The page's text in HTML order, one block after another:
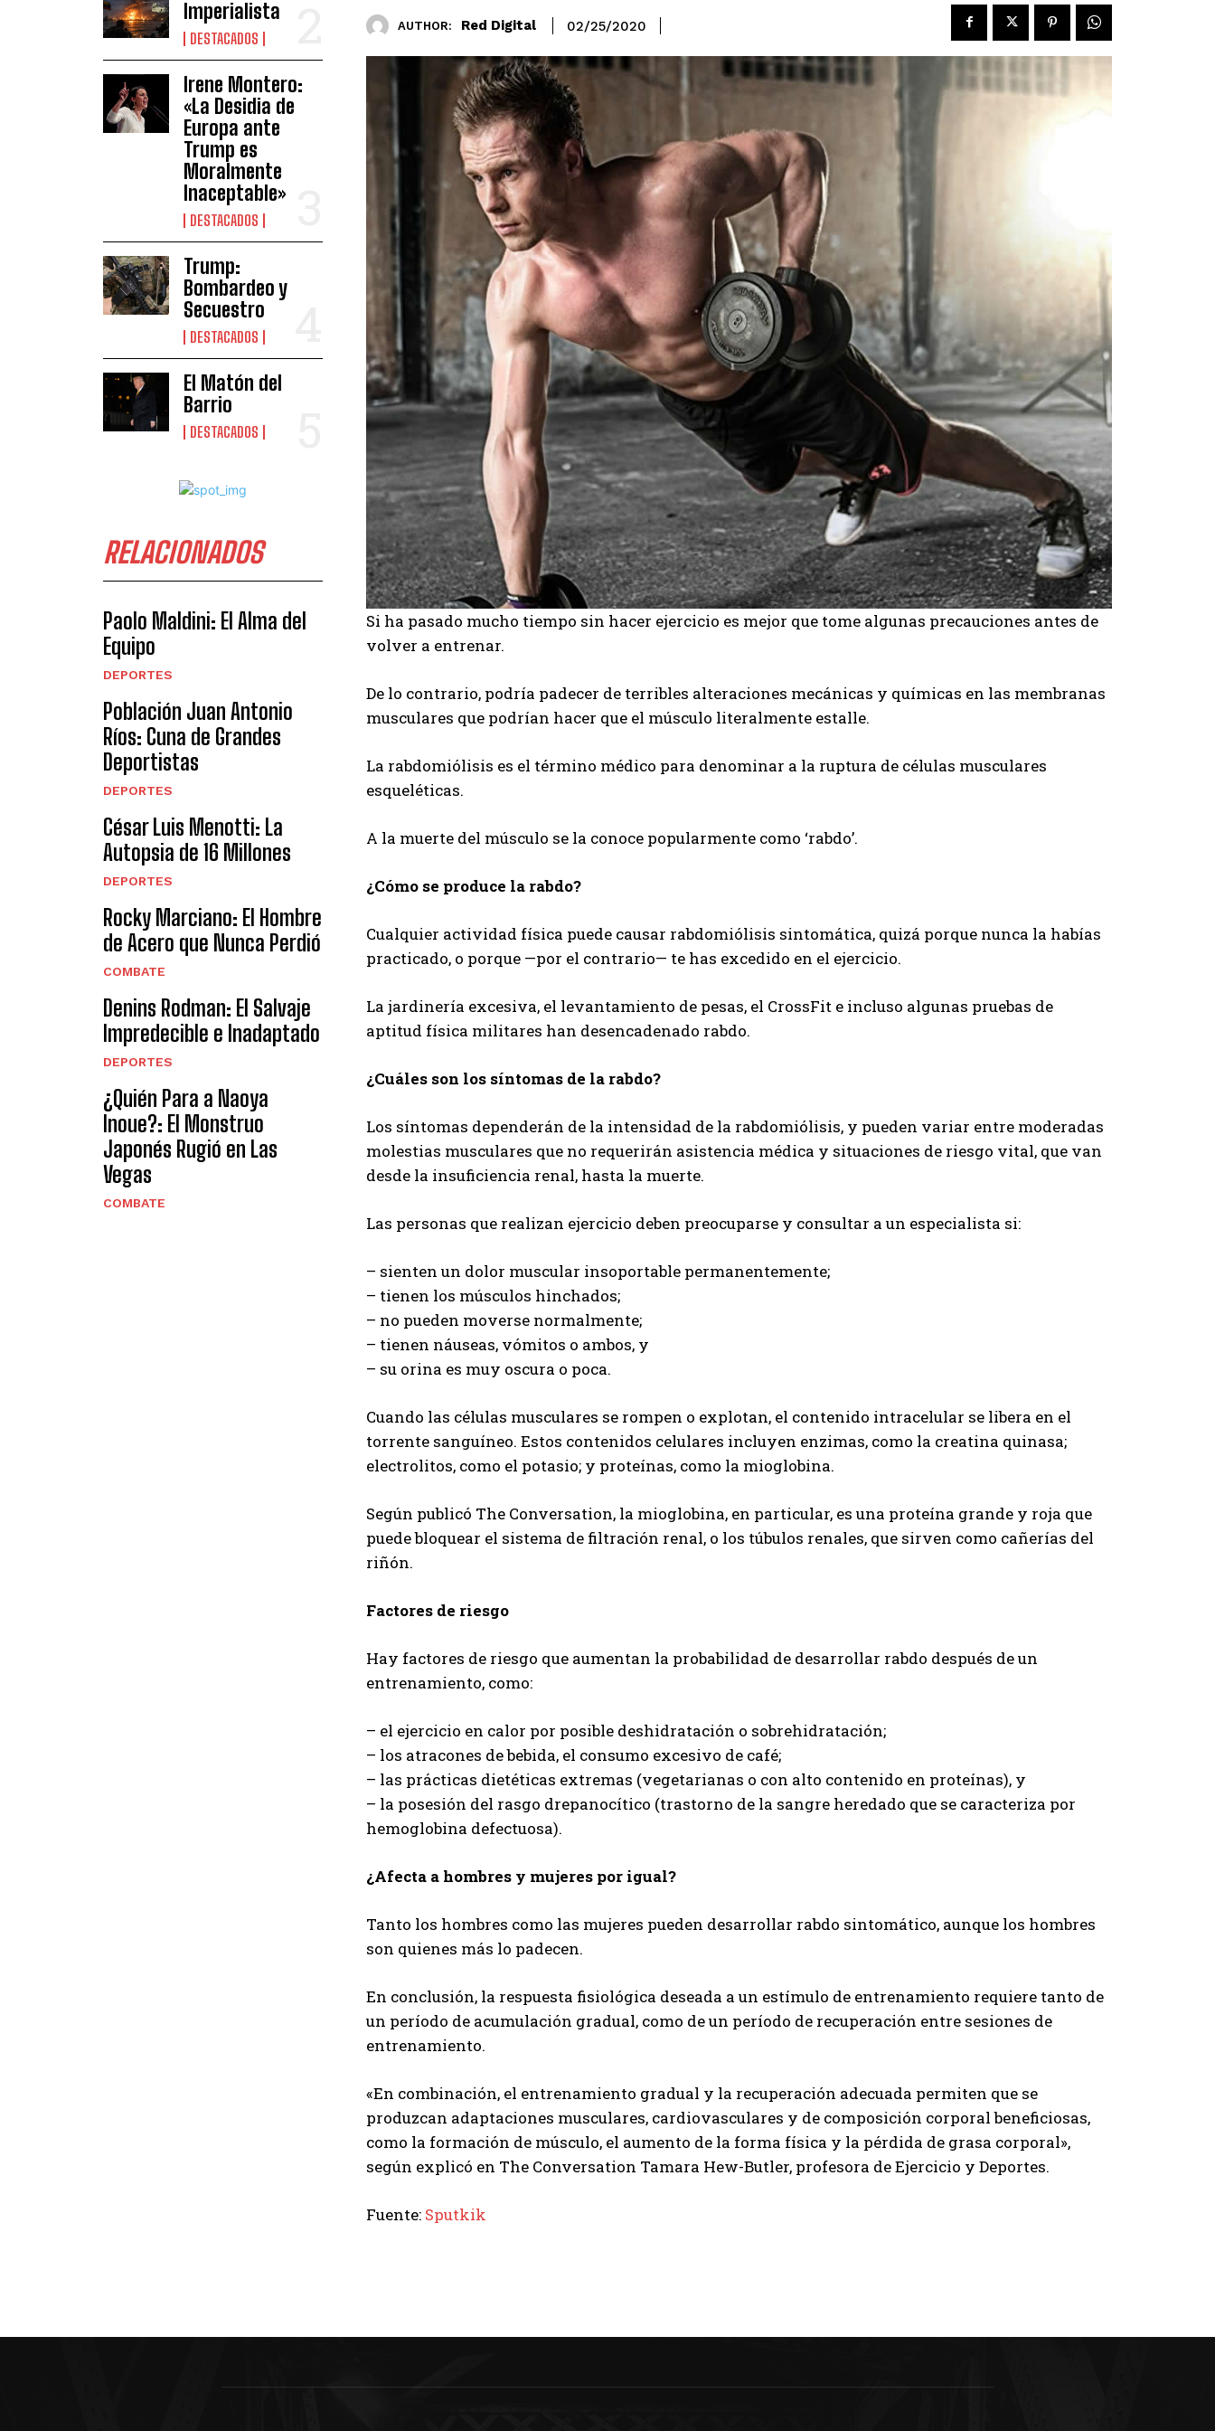
Imperialista
DESTACADOS
Irene Montero:
«La Desidia de
Europa ante
Trump es
Moralmente
Inaceptable»
DESTACADOS
Trump:
Bombardeo y
Secuestro
DESTACADOS
El Matón del
Barrio
DESTACADOS
RELACIONADOS
Paolo Maldini: El Alma del
Equipo
DEPORTES
Población Juan Antonio
Ríos: Cuna de Grandes
Deportistas
DEPORTES
César Luis Menotti: La
Autopsia de 16 Millones
DEPORTES
Rocky Marciano: El Hombre
de Acero que Nunca Perdió
COMBATE
Denins Rodman: El Salvaje
Impredecible e Inadaptado
DEPORTES
¿Quién Para a Naoya
Inoue?: El Monstruo
Japonés Rugió en Las
Vegas
COMBATE
AUTHOR: Red Digital 02/25/2020
Si ha pasado mucho tiempo sin hacer ejercicio es mejor que tome algunas precauciones antes de
volver a entrenar.
De lo contrario, podría padecer de terribles alteraciones mecánicas y químicas en las membranas
musculares que podrían hacer que el músculo literalmente estalle.
La rabdomiólisis es el término médico para denominar a la ruptura de células musculares
esqueléticas.
A la muerte del músculo se la conoce popularmente como ‘rabdo’.
¿Cómo se produce la rabdo?
Cualquier actividad física puede causar rabdomiólisis sintomática, quizá porque nunca la habías
practicado, o porque —por el contrario— te has excedido en el ejercicio.
La jardinería excesiva, el levantamiento de pesas, el CrossFit e incluso algunas pruebas de
aptitud física militares han desencadenado rabdo.
¿Cuáles son los síntomas de la rabdo?
Los síntomas dependerán de la intensidad de la rabdomiólisis, y pueden variar entre moderadas
molestias musculares que no requerirán asistencia médica y situaciones de riesgo vital, que van
desde la insuficiencia renal, hasta la muerte.
Las personas que realizan ejercicio deben preocuparse y consultar a un especialista si:
– sienten un dolor muscular insoportable permanentemente;
– tienen los músculos hinchados;
– no pueden moverse normalmente;
– tienen náuseas, vómitos o ambos, y
– su orina es muy oscura o poca.
Cuando las células musculares se rompen o explotan, el contenido intracelular se libera en el
torrente sanguíneo. Estos contenidos celulares incluyen enzimas, como la creatina quinasa;
electrolitos, como el potasio; y proteínas, como la mioglobina.
​Según publicó The Conversation, la mioglobina, en particular, es una proteína grande y roja que
puede bloquear el sistema de filtración renal, o los túbulos renales, que sirven como cañerías del
riñón.
Factores de riesgo
Hay factores de riesgo que aumentan la probabilidad de desarrollar rabdo después de un
entrenamiento, como:
– el ejercicio en calor por posible deshidratación o sobrehidratación;
– los atracones de bebida, el consumo excesivo de café;
– las prácticas dietéticas extremas (vegetarianas o con alto contenido en proteínas), y
– la posesión del rasgo drepanocítico (trastorno de la sangre heredado que se caracteriza por
hemoglobina defectuosa).
¿Afecta a hombres y mujeres por igual?
Tanto los hombres como las mujeres pueden desarrollar rabdo sintomático, aunque los hombres
son quienes más lo padecen.
En conclusión, la respuesta fisiológica deseada a un estímulo de entrenamiento requiere tanto de
un período de acumulación gradual, como de un período de recuperación entre sesiones de
entrenamiento.
«En combinación, el entrenamiento gradual y la recuperación adecuada permiten que se
produzcan adaptaciones musculares, cardiovasculares y de composición corporal beneficiosas,
como la formación de músculo, el aumento de la forma física y la pérdida de grasa corporal»,
según explicó en The Conversation Tamara Hew-Butler, profesora de Ejercicio y Deportes.
Fuente: Sputkik